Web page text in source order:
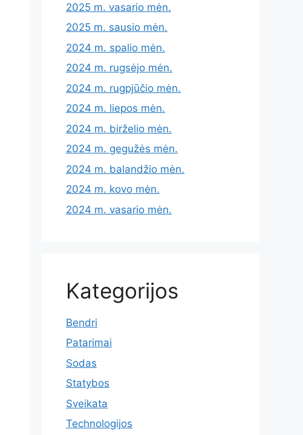
2025 m. vasario mėn.
2025 m. sausio mėn.
2024 m. spalio mėn.
2024 m. rugsėjo mėn.
2024 m. rugpjūčio mėn.
2024 m. liepos mėn.
2024 m. birželio mėn.
2024 m. gegužės mėn.
2024 m. balandžio mėn.
2024 m. kovo mėn.
2024 m. vasario mėn.
Kategorijos
Bendri
Patarimai
Sodas
Statybos
Sveikata
Technologijos